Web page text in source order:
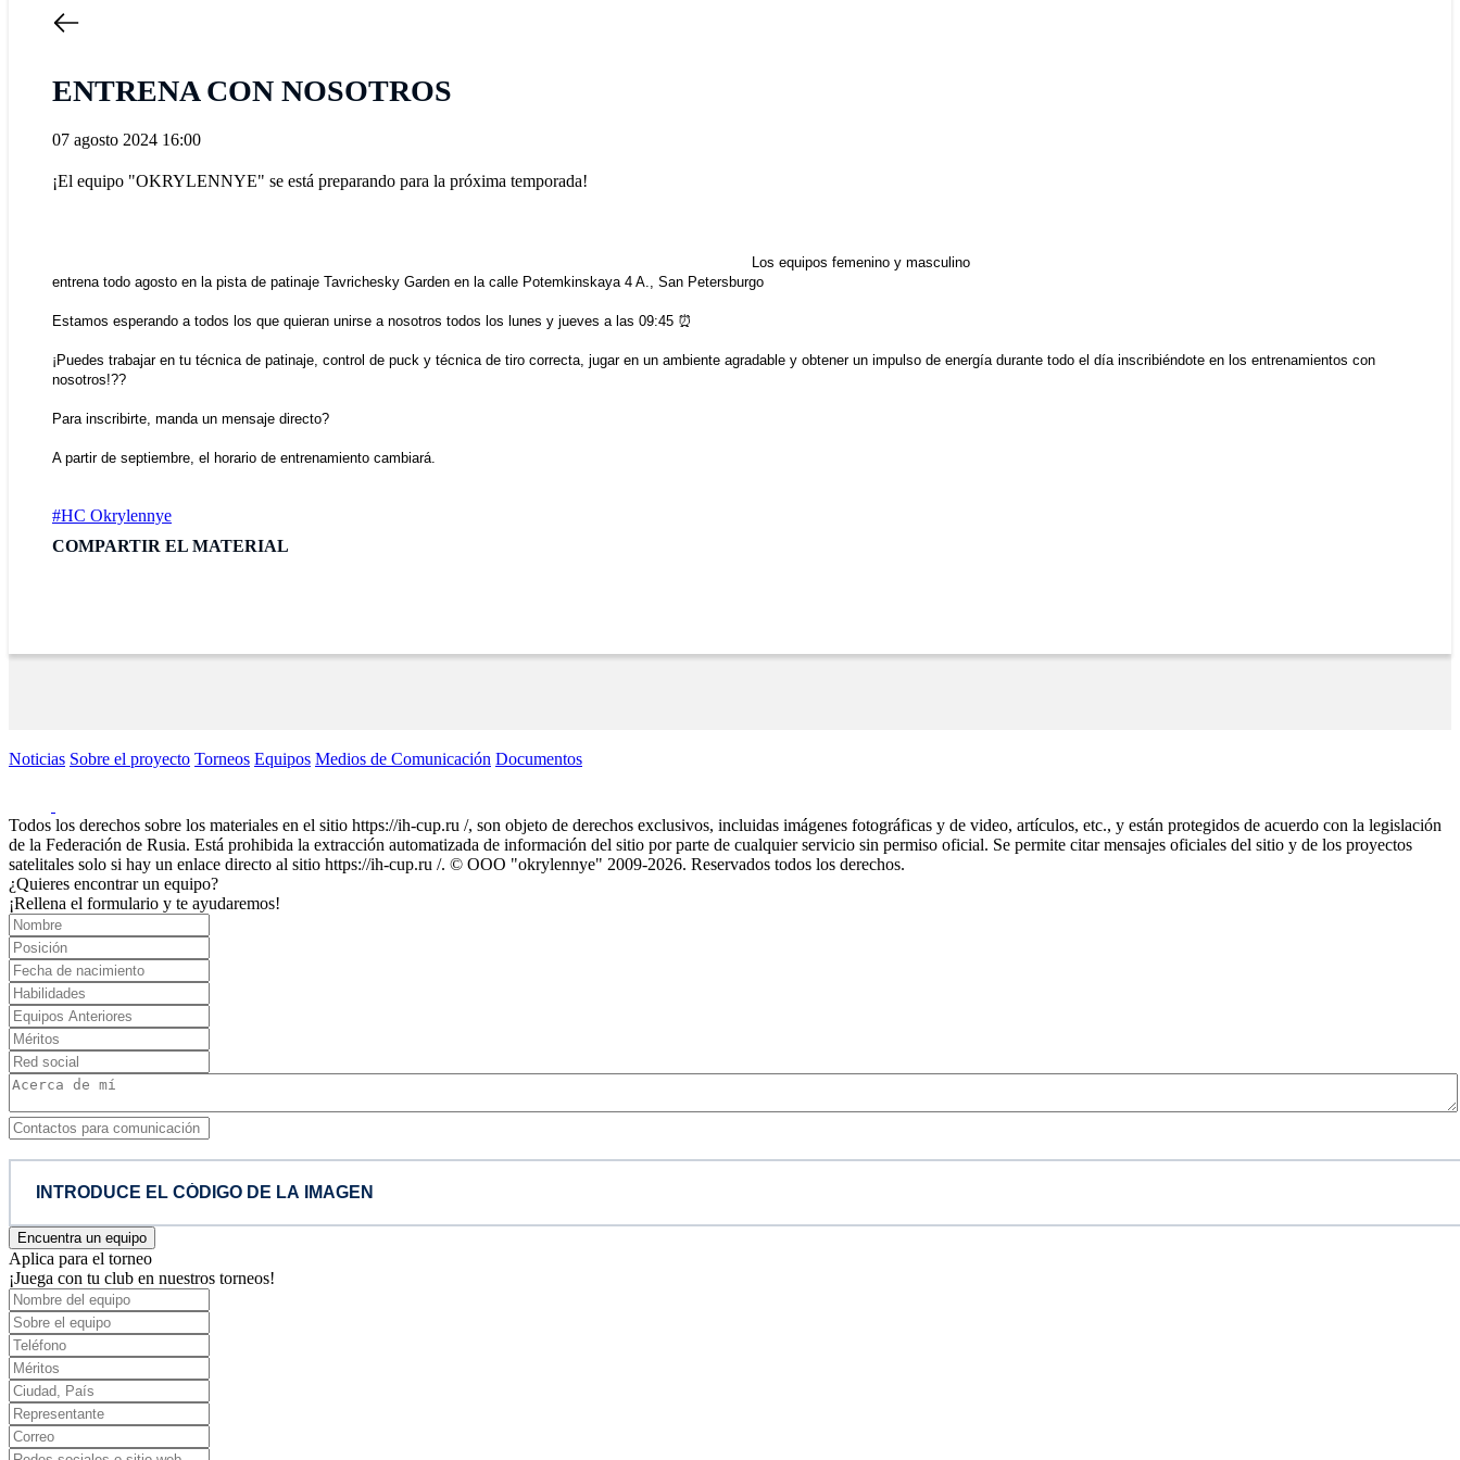
ENTRENA CON NOSOTROS
07 agosto 2024 16:00
¡El equipo "OKRYLENNYE" se está preparando para la próxima temporada!
Los equipos femenino y masculino
entrena todo agosto en la pista de patinaje Tavrichesky Garden en la calle Potemkinskaya 4 A., San Petersburgo
Estamos esperando a todos los que quieran unirse a nosotros todos los lunes y jueves a las 09:45 ⏰
¡Puedes trabajar en tu técnica de patinaje, control de puck y técnica de tiro correcta, jugar en un ambiente agradable y obtener un impulso de energía durante todo el día inscribiéndote en los entrenamientos con
nosotros!??
Para inscribirte, manda un mensaje directo?
A partir de septiembre, el horario de entrenamiento cambiará.
#HC Okrylennye
COMPARTIR EL MATERIAL
Noticias Sobre el proyecto Torneos Equipos Medios de Comunicación Documentos
Todos los derechos sobre los materiales en el sitio https://ih-cup.ru /, son objeto de derechos exclusivos, incluidas imágenes fotográficas y de video, artículos, etc., y están protegidos de acuerdo con la legislación
de la Federación de Rusia. Está prohibida la extracción automatizada de información del sitio por parte de cualquier servicio sin permiso oficial. Se permite citar mensajes oficiales del sitio y de los proyectos
satelitales solo si hay un enlace directo al sitio https://ih-cup.ru /. © OOO "okrylennye" 2009-2026. Reservados todos los derechos.
¿Quieres encontrar un equipo?
¡Rellena el formulario y te ayudaremos!
Encuentra un equipo
Aplica para el torneo
¡Juega con tu club en nuestros torneos!